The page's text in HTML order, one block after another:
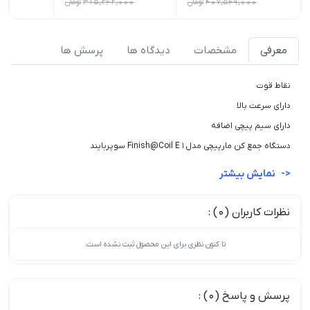
معرفی مشخصات دیدگاه ها پرسش ها
نقاط قوت
دارای سرعت بالا
دارای سیم پیچی اضافه
دستگاه جمع کن مارپیچی مدلFinish@Coil E1 سوپربایند
نظرات کاربران (0) :
تا کنون نظری برای این محصول ثبت نشده است.
پرسش و پاسخ (0) :